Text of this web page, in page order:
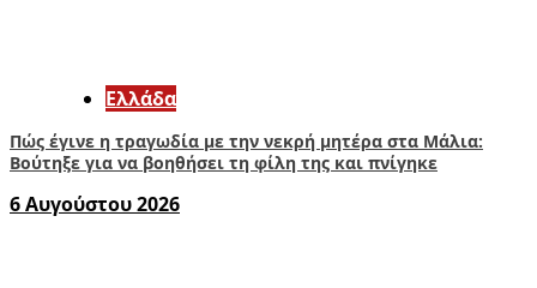
Ελλάδα
Πώς έγινε η τραγωδία με την νεκρή μητέρα στα Μάλια:
Βούτηξε για να βοηθήσει τη φίλη της και πνίγηκε
6 Αυγούστου 2026